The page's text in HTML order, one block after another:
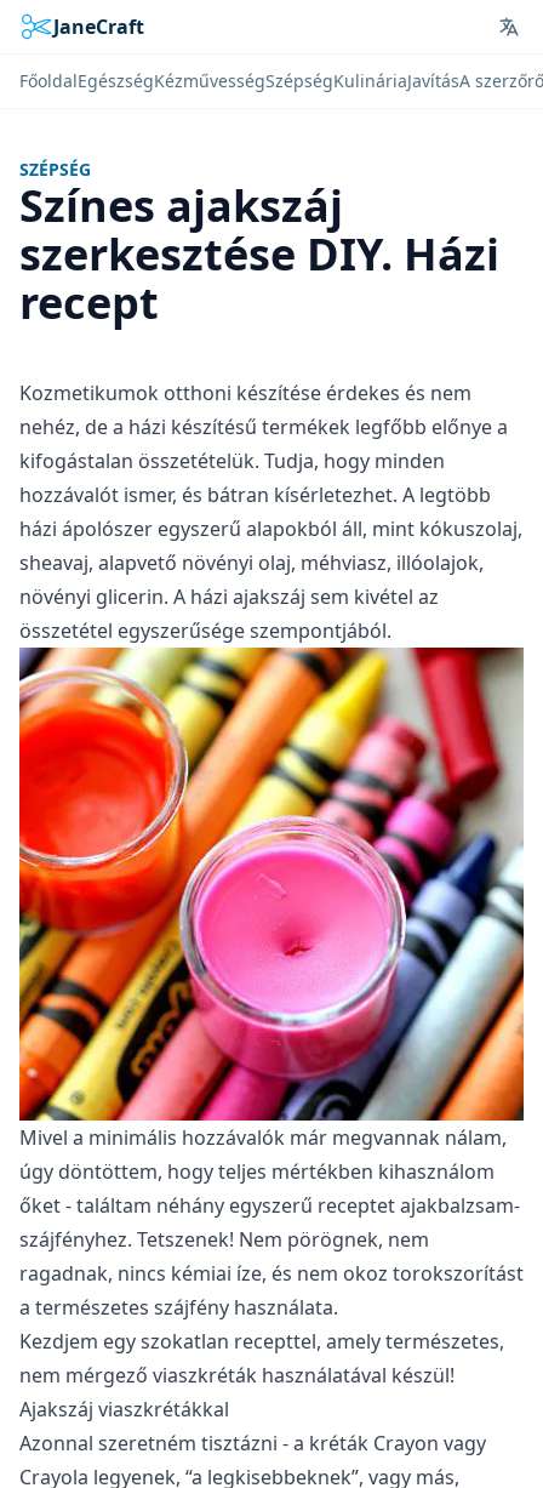
JaneCraft
FőoldalEgészségKézművességSzépségKulináriaJavításA
SZÉPSÉG
Színes ajakszáj
szerkesztése DIY. Házi
recept
Kozmetikumok otthoni készítése érdekes és nem
nehéz, de a házi készítésű termékek legfőbb előnye a
kifogástalan összetételük. Tudja, hogy minden
hozzávalót ismer, és bátran kísérletezhet. A legtöbb
házi ápolószer egyszerű alapokból áll, mint kókuszolaj,
sheavaj, alapvető növényi olaj, méhviasz, illóolajok,
növényi glicerin. A házi ajakszáj sem kivétel az
összetétel egyszerűsége szempontjából.
Mivel a minimális hozzávalók már megvannak nálam,
úgy döntöttem, hogy teljes mértékben kihasználom
őket - találtam néhány egyszerű receptet ajakbalzsam-
szájfényhez. Tetszenek! Nem pörögnek, nem
ragadnak, nincs kémiai íze, és nem okoz torokszorítást
a természetes szájfény használata.
Kezdjem egy szokatlan recepttel, amely természetes,
nem mérgező viaszkréták használatával készül!
Ajakszáj viaszkrétákkal
Azonnal szeretném tisztázni - a kréták Crayon vagy
Crayola legyenek, “a legkisebbeknek”, vagy más,